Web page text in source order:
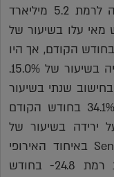
גבוה מהתחזיות אשר הצביעו על עליה לרמת 5.2 מיליארד
מאי עלו בשיעור של
10.4% לעומת ירידה בשיעור של 26.2% בחודש הקודם, אך היו
נמוכות מהתחזיות אשר הצביעו על עליה בשיעור של 15.0%.
שנתי בשיעור
של 24.5% לעומת ירידה בשיעור של 34.1% בחודש הקודם
ירידה בשיעור של
18.5%. סקר אמון המשקיעים של Sentix באיחוד האירופי
בחודש יולי עלה לרמת 18.2- לעומת רמת 24.8- בחודש